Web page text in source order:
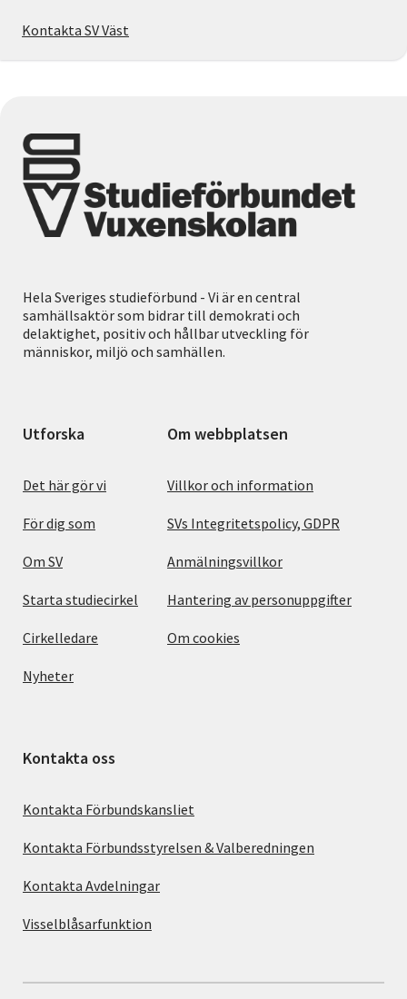
Kontakta SV Väst
Hela Sveriges studieförbund - Vi är en central
samhällsaktör som bidrar till demokrati och
delaktighet, positiv och hållbar utveckling för
människor, miljö och samhällen.
Utforska
Det här gör vi
För dig som
Om SV
Starta studiecirkel
Cirkelledare
Nyheter
Om webbplatsen
Villkor och information
SVs Integritetspolicy, GDPR
Anmälningsvillkor
Hantering av personuppgifter
Om cookies
Kontakta oss
Kontakta Förbundskansliet
Kontakta Förbundsstyrelsen & Valberedningen
Kontakta Avdelningar
Visselblåsarfunktion